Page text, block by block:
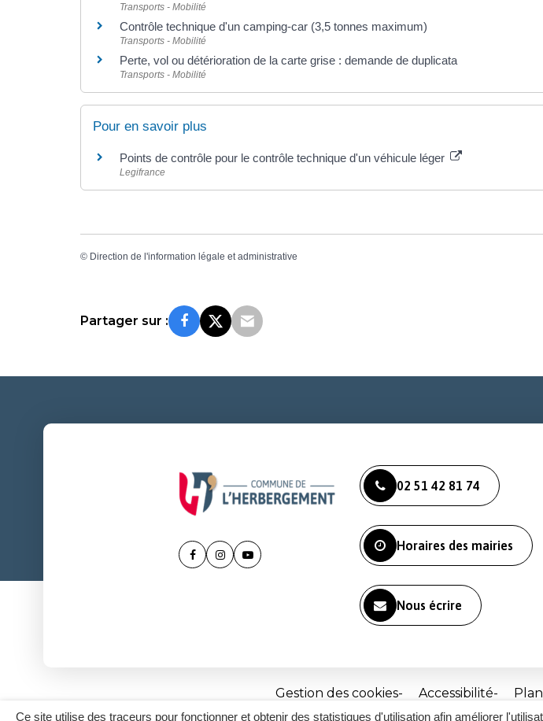
Ce site utilise des traceurs pour fonctionner et obtenir des statistiques d'utilisation afin améliorer
Transports - Mobilité
Contrôle technique d'un camping-car (3,5 tonnes maximum)
Transports - Mobilité
Perte, vol ou détérioration de la carte grise : demande de duplicata
Transports - Mobilité
Pour en savoir plus
Points de contrôle pour le contrôle technique d'un véhicule léger
Legifrance
© Direction de l'information légale et administrative
Partager sur :
Lien Lien Lien
02 51 42 81 74
Horaires des mairies
Nous écrire
Gestion des cookies Accessibilité